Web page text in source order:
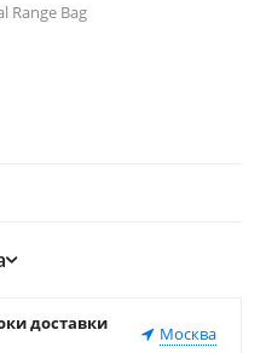
Range Bag
доставки
Москва